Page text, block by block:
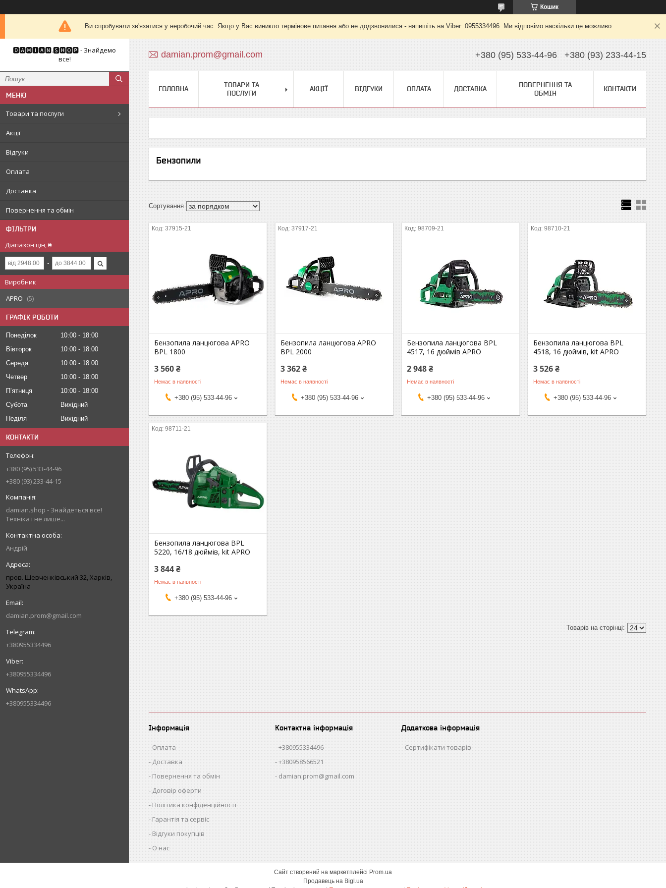
Кошик
Ви спробували зв'язатися у неробочий час. Якщо у Вас виникло термінове питання або не додзвонилися - напишіть на Viber: 0955334496. Ми відповімо наскільки це можливо.
🅳🅰🅼🅸🅰🅽.🆂🅷🅾🅿 - Знайдемо
все!
Товари та послуги
Акції
Відгуки
Оплата
Доставка
Повернення та обмін
ФІЛЬТРИ
Діапазон цін, ₴
Виробник
APRO
5
ГРАФІК РОБОТИ
Понеділок 10:00
18:00
Вівторок
10:00
18:00
Середа
10:00
18:00
Четвер
10:00
18:00
Пʼятниця
10:00
18:00
Субота
Вихідний
Неділя
Вихідний
КОНТАКТИ
+380 (95) 533-44-96
+380 (93) 233-44-15
damian.shop - Знайдеться все!
Техніка і не лише...
Андрій
пров. Шевченківський 32, Харків,
Україна
damian.prom@gmail.com
+380955334496
+380955334496
+380955334496
damian.prom@gmail.com +380 (95) 533-44-96 +380 (93) 233-44-15
ГОЛОВНА
ТОВАРИ ТА
ПОСЛУГИ
АКЦІЇ ВІДГУКИ ОПЛАТА ДОСТАВКА
ПОВЕРНЕННЯ ТА
ОБМІН
КОНТАКТИ
Бензопили
37915-21
Бензопила ланцюгова APRO
BPL 1800
3 560 ₴
Немає в наявності
+380 (95) 533-44-96
37917-21
Бензопила ланцюгова APRO
BPL 2000
3 362 ₴
Немає в наявності
+380 (95) 533-44-96
98709-21
Бензопила ланцюгова BPL
4517, 16 дюймів APRO
2 948 ₴
Немає в наявності
+380 (95) 533-44-96
98710-21
Бензопила ланцюгова BPL
4518, 16 дюймів, kit APRO
3 526 ₴
Немає в наявності
+380 (95) 533-44-96
98711-21
Бензопила ланцюгова BPL
5220, 16/18 дюймів, kit APRO
3 844 ₴
Немає в наявності
+380 (95) 533-44-96
Інформація
Оплата
Доставка
Повернення та обмін
Договір оферти
Політика конфіденційності
Гарантія та сервіс
Відгуки покупців
О нас
Контактна інформація
+380955334496
+380958566521
damian.prom@gmail.com
Додаткова інформація
Сертифікати товарів
Сайт створений на маркетплейсі Prom.ua
Продавець на Bigl.ua